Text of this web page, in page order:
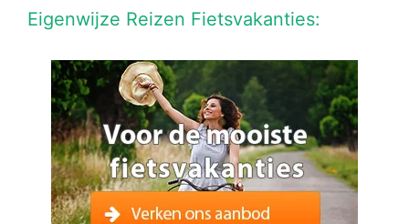
Eigenwijze Reizen Fietsvakanties: